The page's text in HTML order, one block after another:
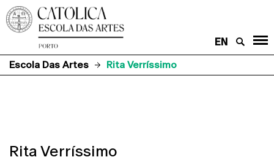
EN
Escola Das Artes
Rita Verríssimo
Rita Verríssimo